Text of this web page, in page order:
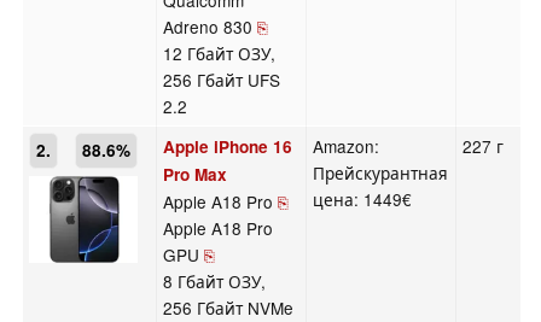
Adreno 830 ⎘
12 Гбайт ОЗУ,
256 Гбайт UFS
2.2
2. 88.6%
Apple iPhone 16
Pro Max
Apple A18 Pro ⎘
Apple A18 Pro
GPU ⎘
8 Гбайт ОЗУ,
256 Гбайт NVMe
Amazon:
Прейскурантная
цена: 1449€
227 г